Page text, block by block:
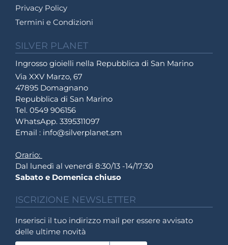
Privacy Policy
Termini e Condizioni
SILVER PLANET
Ingrosso gioielli nella Repubblica di San Marino
Via XXV Marzo, 67
47895 Domagnano
Repubblica di San Marino
Tel. 0549 906156
WhatsApp. 3395311097
Email : info@silverplanet.sm
Orario:
Dal lunedì al venerdì 8:30/13 -14/17:30
Sabato e Domenica chiuso
ISCRIZIONE NEWSLETTER
Inserisci il tuo indirizzo mail per essere avvisato
delle ultime novità